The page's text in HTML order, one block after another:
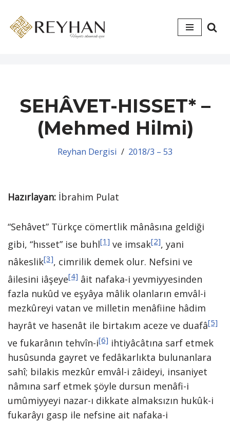
İçeriğe
SEHÂVET-HISSET* –
(Mehmed Hilmi)
Reyhan Dergisi 2018/3 – 53
Hazırlayan: İbrahim Pulat
“Sehâvet” Türkçe cömertlik mânâsına geldiği
gibi, “hısset” ise buhl[1] ve imsak[2], yani
nâkeslik[3], cimrilik demek olur. Nefsini ve
âilesini iâşeye[4] âit nafaka-i yevmiyyesinden
fazla nukûd ve eşyâya mâlik olanların emvâl-i
mezkûreyi vatan ve milletin menâfiine hâdim
hayrât ve hasenât ile birtakım aceze ve duafâ[5]
ve fukarânın tehvîn-i[6] ihtiyâcâtına sarf etmek
husûsunda gayret ve fedâkarlıkta bulunanlara
sahî; bilakis mezkûr emvâl-i zâideyi, insaniyet
nâmına sarf etmek şöyle dursun menâfi-i
umûmiyyeyi nazar-ı dikkate almaksızın hukûk-i
fukarâyı gasp ile nefsine ait nafaka-i